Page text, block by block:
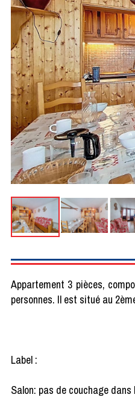
Appartement 3 pièces,
personnes. Il est situé au
Label :
Salon: pas de couchage